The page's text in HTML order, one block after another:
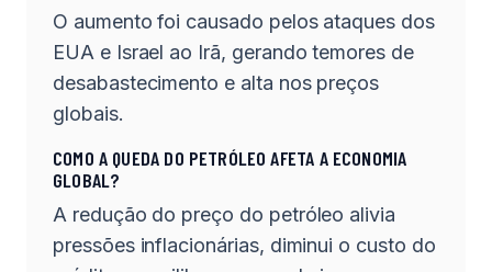
O aumento foi causado pelos ataques dos
EUA e Israel ao Irã, gerando temores de
desabastecimento e alta nos preços
globais.
COMO A QUEDA DO PETRÓLEO AFETA A ECONOMIA
GLOBAL?
A redução do preço do petróleo alivia
pressões inflacionárias, diminui o custo do